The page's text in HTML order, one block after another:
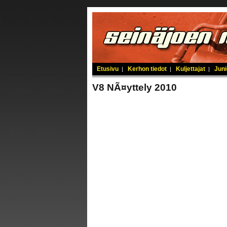
Etusivu | Kerhon tiedot | Kuljettajat |
V8 NÃ¤yttely 2010